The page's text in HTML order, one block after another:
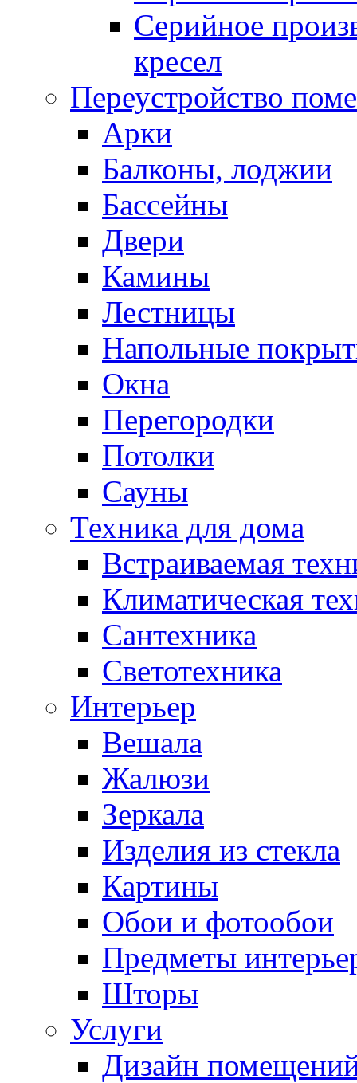
Серийное
кресел
Переустройство
Арки
Балконы, лоджии
Бассейны
Двери
Камины
Лестницы
Напольные
Окна
Перегородки
Потолки
Сауны
Техника для дома
Встраиваемая
Климатическая
Сантехника
Светотехника
Интерьер
Вешала
Жалюзи
Зеркала
Изделия из стекла
Картины
Обои и фотообои
Предметы
Шторы
Услуги
Дизайн